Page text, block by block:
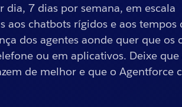
7 dias por semana, em escala
aos chatbots rígidos e aos tempos
dos agentes aonde quer que os
ou em aplicativos. Deixe que
de melhor e que o Agentforce